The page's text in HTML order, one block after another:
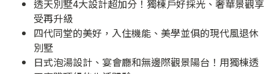
透天別墅4大設計超加分！獨棟⼾好採光、奢華景觀享
受再升級
四代同堂的美好，入住機能、美學並俱的現代風退休
別墅
日式泡湯設計、宴會廳和無邊際觀景陽台！用獨棟透